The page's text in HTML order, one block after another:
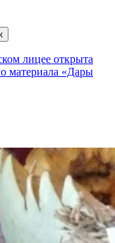
лицее открыта
материала «Дары